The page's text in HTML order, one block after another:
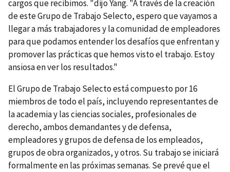
cargos que recibimos. "dijo Yang. "A través de la creación
de este Grupo de Trabajo Selecto, espero que vayamos a
llegar a más trabajadores y la comunidad de empleadores
para que podamos entender los desafíos que enfrentan y
promover las prácticas que hemos visto el trabajo. Estoy
ansiosa en ver los resultados."
El Grupo de Trabajo Selecto está compuesto por 16
miembros de todo el país, incluyendo representantes de
la academia y las ciencias sociales, profesionales de
derecho, ambos demandantes y de defensa,
empleadores y grupos de defensa de los empleados,
grupos de obra organizados, y otros. Su trabajo se iniciará
formalmente en las próximas semanas. Se prevé que el